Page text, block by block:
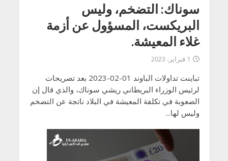
سوناك: التضخم، وليس
البريكست، المسؤول عن أزمة
غلاء المعيشة.
1 فبراير، 2023
تباينت تداولات الباوند 01-02-2023 بعد تصريحات
لرئيس الوزراء البريطاني ريشي سوناك، والذي قال إن
الصعوبة في تكلفة المعيشة في البلاد ناتجة عن التضخم
وليس لها...